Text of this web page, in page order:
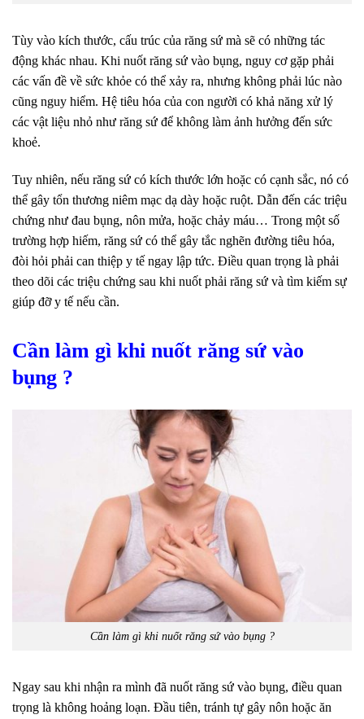
Tùy vào kích thước, cấu trúc của răng sứ mà sẽ có những tác
động khác nhau. Khi nuốt răng sứ vào bụng, nguy cơ gặp phải
các vấn đề về sức khỏe có thể xảy ra, nhưng không phải lúc nào
cũng nguy hiểm. Hệ tiêu hóa của con người có khả năng xử lý
các vật liệu nhỏ như răng sứ để không làm ảnh hưởng đến sức
khoẻ.
Tuy nhiên, nếu răng sứ có kích thước lớn hoặc có cạnh sắc, nó có
thể gây tổn thương niêm mạc dạ dày hoặc ruột. Dẫn đến các triệu
chứng như đau bụng, nôn mửa, hoặc chảy máu… Trong một số
trường hợp hiếm, răng sứ có thể gây tắc nghẽn đường tiêu hóa,
đòi hỏi phải can thiệp y tế ngay lập tức. Điều quan trọng là phải
theo dõi các triệu chứng sau khi nuốt phải răng sứ và tìm kiếm sự
giúp đỡ y tế nếu cần.
Cần làm gì khi nuốt răng sứ vào
bụng ?
Cần làm gì khi nuốt răng sứ vào bụng ?
Ngay sau khi nhận ra mình đã nuốt răng sứ vào bụng, điều quan
trọng là không hoảng loạn. Đầu tiên, tránh tự gây nôn hoặc ăn